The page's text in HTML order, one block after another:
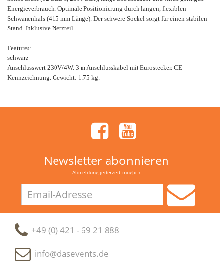
Energieverbrauch. Optimale Positionierung durch langen, flexiblen
Schwanenhals (415 mm Länge). Der schwere Sockel sorgt für einen stabilen
Stand. Inklusive Netzteil.
Features:
schwarz
Anschlusswert 230V/4W. 3 m Anschlusskabel mit Eurostecker. CE-
Kennzeichnung. Gewicht: 1,75 kg.
Newsletter abonnieren
Abmeldung jederzeit möglich
Adresse
+49 (0) 421 - 69 21 888
info@dasevents.de